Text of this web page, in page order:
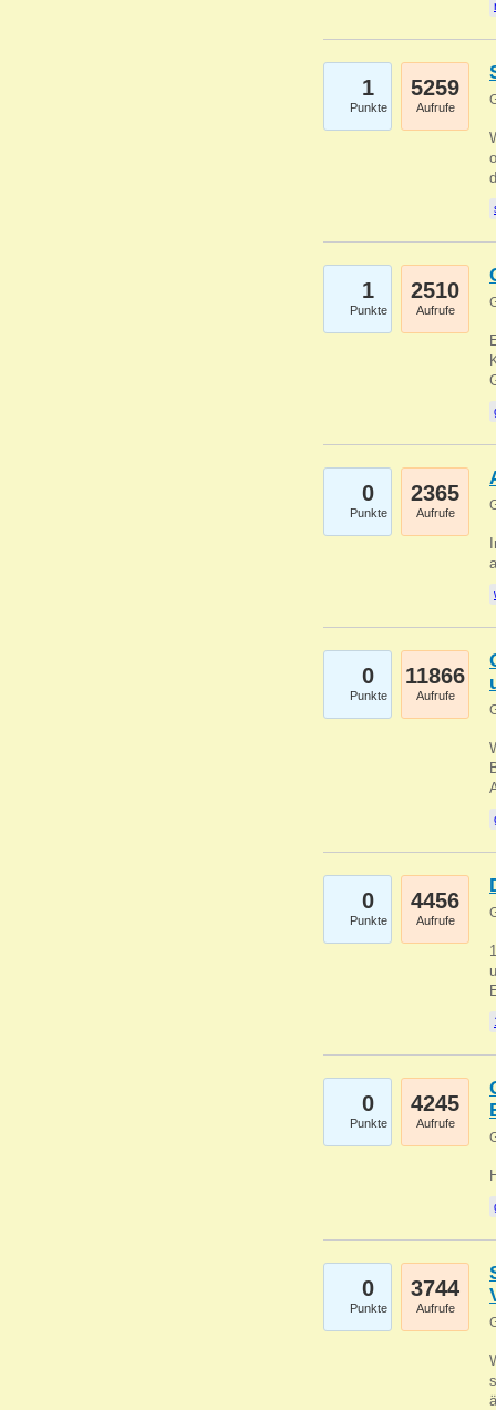
1
Punkte
5259
Aufrufe
1
Punkte
2510
Aufrufe
0
Punkte
2365
Aufrufe
0
Punkte
11866
Aufrufe
0
Punkte
4456
Aufrufe
0
Punkte
4245
Aufrufe
0
Punkte
3744
Aufrufe